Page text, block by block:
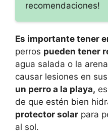
recomendaciones!
Es importante tener
perros pueden tener
agua salada o la
causar lesiones en
un perro a la playa,
de que estén bien
protector solar para
al sol.